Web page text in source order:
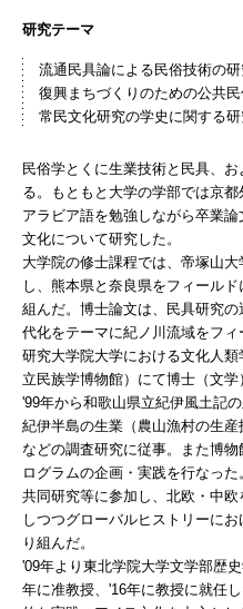
研究テーマ
流通民具論による民俗技術の研
復興まちづくりのための公共民
常民文化研究の学史に関する研
民俗学とくに生業技術と民具、
る。もともと大学の学部では京
アラビア語を勉強しながら卒業
文化について研究した。
大学院の修士課程では、帝塚山
し、熊本県と奈良県をフィール
組んだ。博士論文は、民具研究
代化をテーマに紀ノ川流域をフ
研究大学院大学における文化人
立民族学博物館）にて博士（文学
'99年から和歌山県立紀伊風土記
紀伊半島の生業（農山漁村の生
などの調査研究に従事。また博
ログラムの企画・実践を行なっ
共同研究等に参加し、北欧・中
しつつグローバルヒストリーに
り組んだ。
'09年より東北学院大学文学部歴
年に准教授、'16年に教授に就任